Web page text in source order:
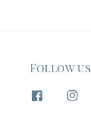
Follow us